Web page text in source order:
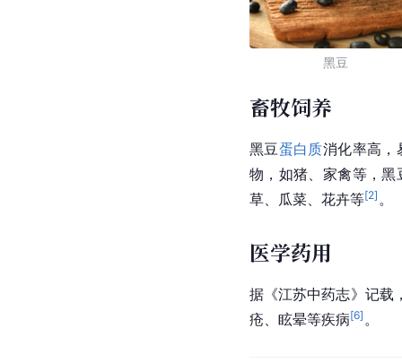
黑豆
畜牧饲养
黑豆蛋白质消化率高，
物，如猪、家禽等，
草、瓜菜、花卉等[2] 。
医学药用
据《江苏中药志》记载
疮、眩晕等疾病[6] 。